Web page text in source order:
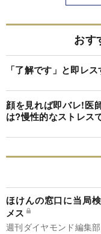
おす
「了解です」と即レ
顔を見れば即バレ!医
は?慢性的なストレス
ほけんの窓口に当局
メス
週刊ダイヤモンド編集部